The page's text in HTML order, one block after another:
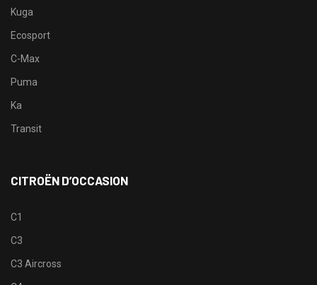
Kuga
Ecosport
C-Max
Puma
Ka
Transit
CITROËN D’OCCASION
C1
C3
C3 Aircross